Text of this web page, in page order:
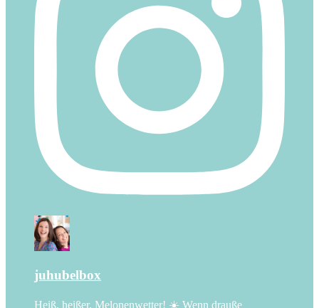
juhubelbox
Heiß, heißer, Melonenwetter! ☀️ Wenn drauße